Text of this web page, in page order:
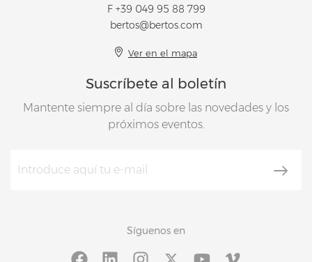
F +39 049 95 88 799
bertos@bertos.com
Ver en el mapa
Suscríbete al boletín
Mantente siempre al día sobre las novedades y los
próximos eventos.
Síguenos en